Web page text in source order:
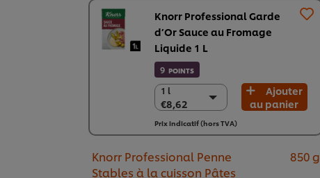
Knorr Professional Garde
d’Or Sauce au Fromage
Liquide 1 L
9 POINTS
1 l
€8,62
1 l
€8,62
6 x 1 l
€51,74
Ajouter
au panier
Prix indicatif (hors TVA)
Knorr Professional Penne
Stables à la cuisson Pâtes
850 g